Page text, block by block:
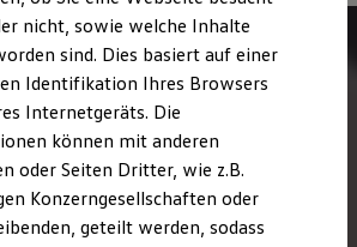
Extras
zu Ihrem ID.
R und R Experience
visit
nicht, sowie welche Inhalte
sind. Dies basiert auf einer
Identifikation Ihres Browsers
Internetgeräts. Die
können mit anderen
oder Seiten Dritter, wie z.B.
Konzerngesellschaften oder
geteilt werden, sodass